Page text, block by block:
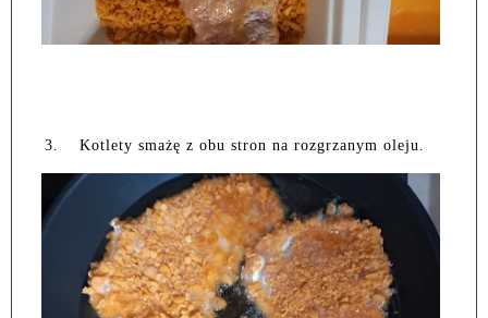
3. Kotlety smażę z obu stron na rozgrzanym oleju.